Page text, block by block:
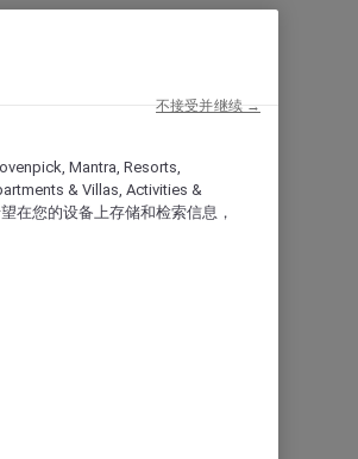
Mantra, Resorts,
& Villas, Activities &
在您的设备上存储和检索信息，
不接受并继续 →